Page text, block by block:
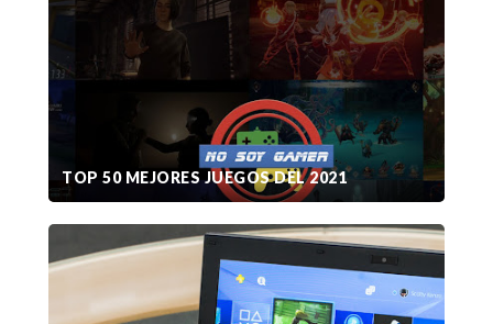
TOP 50 MEJORES JUEGOS DEL 2021